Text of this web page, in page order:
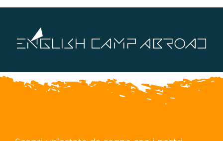
ENGLISH CAMP ABROAD